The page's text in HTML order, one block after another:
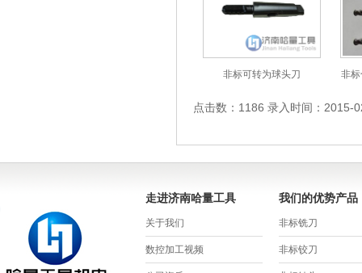
非标可转为球头刀 非
点击数：1186 录入时间：2015-
走进济南哈量工具
关于我们
数控加工视频
我们的优势产品
非标铣刀
非标铰刀